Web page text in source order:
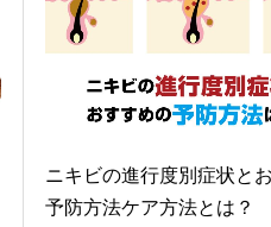
ニキビの進行度別症状と
予防方法ケア方法とは？